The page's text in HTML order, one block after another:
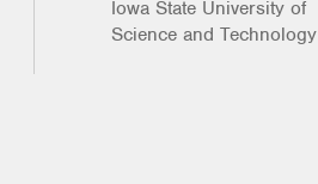
Iowa State University of
Science and Technology